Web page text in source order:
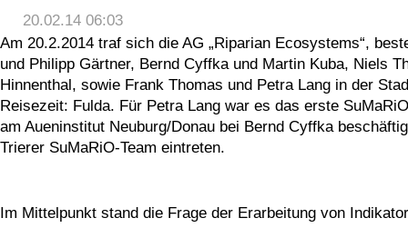
20.02.14 06:03
Am 20.2.2014 traf sich die AG „Riparian Ecosystems“,
und Philipp Gärtner, Bernd Cyffka und Martin Kuba, Niels
Hinnenthal, sowie Frank Thomas und Petra Lang in der
Reisezeit: Fulda. Für Petra Lang war es das erste
am Aueninstitut Neuburg/Donau bei Bernd Cyffka
Trierer SuMaRiO-Team eintreten.
Im Mittelpunkt stand die Frage der Erarbeitung von